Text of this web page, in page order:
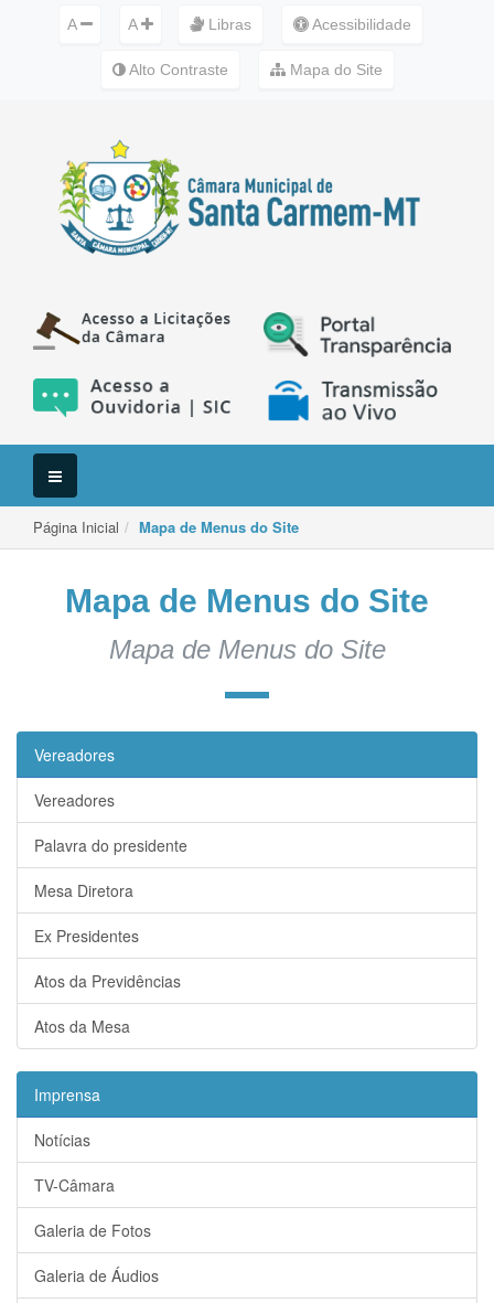
A A Libras Acessibilidade
Alto Contraste Mapa do Site
Menu
de
Navegação
Página Inicial Mapa de Menus do Site
Mapa de Menus do Site
Mapa de Menus do Site
Vereadores
Vereadores
Palavra do presidente
Mesa Diretora
Ex Presidentes
Atos da Previdências
Atos da Mesa
Imprensa
Notícias
TV-Câmara
Galeria de Fotos
Galeria de Áudios